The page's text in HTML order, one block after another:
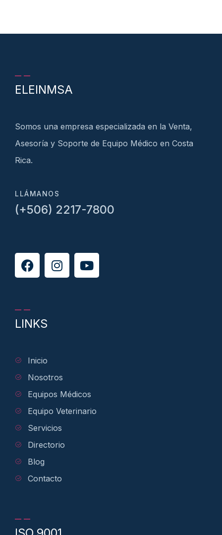
ELEINMSA
Somos una empresa especializada en la Venta,
Asesoría y Soporte de Equipo Médico en Costa
Rica.
LLÁMANOS
(+506) 2217-7800
LINKS
Inicio
Nosotros
Equipos Médicos
Equipo Veterinario
Servicios
Directorio
Blog
Contacto